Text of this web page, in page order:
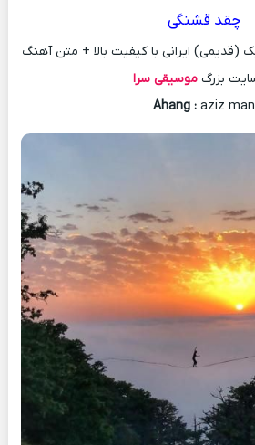
چقد قشنگی
ایرانی با کیفیت بالا + متن آهنگ
بزرگ موسیقی سرا
Ahang : aziz man